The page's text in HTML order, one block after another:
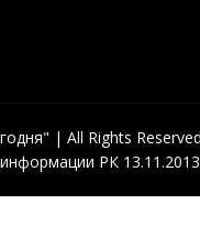
| All Rights
РК 13.11.2013